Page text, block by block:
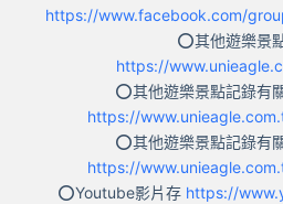
https://www.facebook.com/
⭕其他遊樂景
https://
⭕其他遊樂景點記錄有
https://
⭕其他遊樂景點記錄有
https://
⭕Youtube影片存 https://